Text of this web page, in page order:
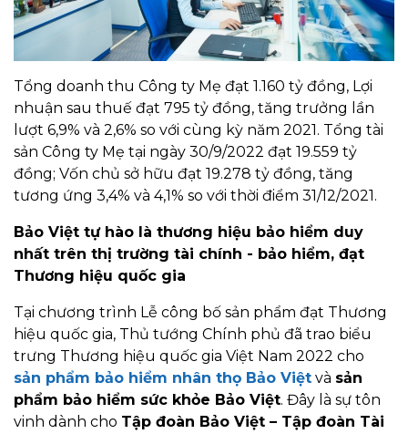
Tổng doanh thu Công ty Mẹ đạt 1.160 tỷ đồng, Lợi
nhuận sau thuế đạt 795 tỷ đồng, tăng trưởng lần
lượt 6,9% và 2,6% so với cùng kỳ năm 2021. Tổng tài
sản Công ty Mẹ tại ngày 30/9/2022 đạt 19.559 tỷ
đồng; Vốn chủ sở hữu đạt 19.278 tỷ đồng, tăng
tương ứng 3,4% và 4,1% so với thời điểm 31/12/2021.
Bảo Việt tự hào là thương hiệu bảo hiểm duy
nhất trên thị trường tài chính - bảo hiểm, đạt
Thương hiệu quốc gia
Tại chương trình Lễ công bố sản phẩm đạt Thương
hiệu quốc gia, Thủ tướng Chính phủ đã trao biểu
trưng Thương hiệu quốc gia Việt Nam 2022 cho
sản phẩm bảo hiểm nhân thọ Bảo Việt và sản
phẩm bảo hiểm sức khỏe Bảo Việt. Đây là sự tôn
vinh dành cho Tập đoàn Bảo Việt – Tập đoàn Tài